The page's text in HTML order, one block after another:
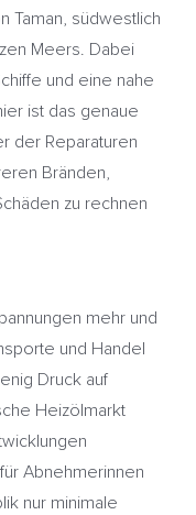
Taman, südwestlich
Meers. Dabei
und eine nahe
ist das genaue
der Reparaturen
Bränden,
zu rechnen
mehr und
und Handel
Druck auf
Heizölmarkt
Abnehmerinnen
nur minimale